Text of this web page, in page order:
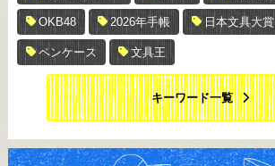
OKB48 2026年手帳 日本文具大賞
ペンケース 文具王
キーワード一覧